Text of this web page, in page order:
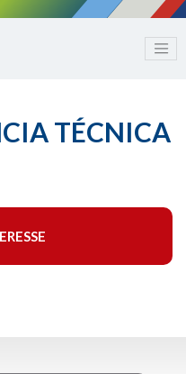
TÉCNICA